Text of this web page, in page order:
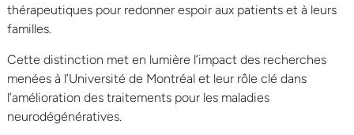
thérapeutiques pour redonner espoir aux patients et à leurs
familles.
Cette distinction met en lumière l’impact des recherches
menées à l’Université de Montréal et leur rôle clé dans
l’amélioration des traitements pour les maladies
neurodégénératives.